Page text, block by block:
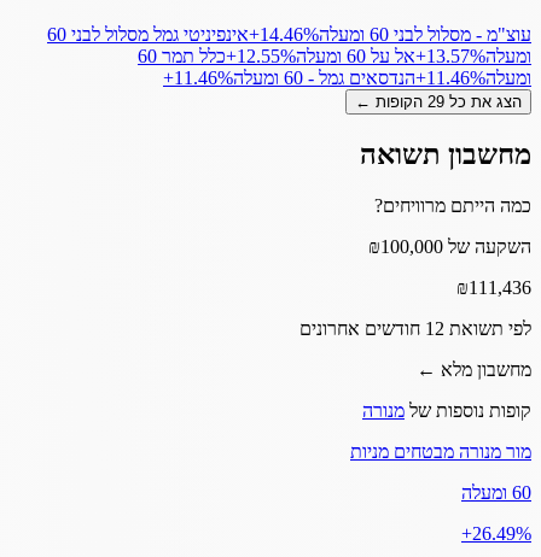
עוצ"מ - מסלול לבני 60 ומעלה ‎+14.46%
אינפיניטי גמל מסלול לבני 60
ומעלה‎+13.57%אל על 60 ומעלה ‎+12.55%
כלל תמר 60
ומעלה‎+11.46%הנדסאים גמל - 60 ומעלה ‎+11.46%
הצג את כל 29 הקופות ←
מחשבון תשואה
כמה הייתם מרוויחים?
השקעה של ₪100,000
₪111,436
לפי תשואת 12 חודשים אחרונים
מחשבון מלא ←
קופות נוספות של מנורה
מור מנורה מבטחים מניות
60 ומעלה
‎+26.49%